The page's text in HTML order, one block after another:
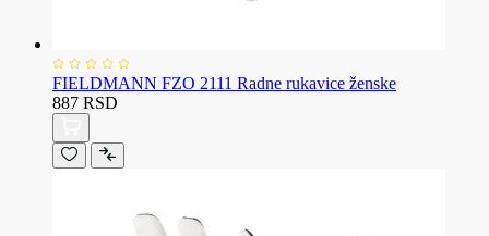
FIELDMANN FZO 2111 Radne rukavice ženske
887 RSD